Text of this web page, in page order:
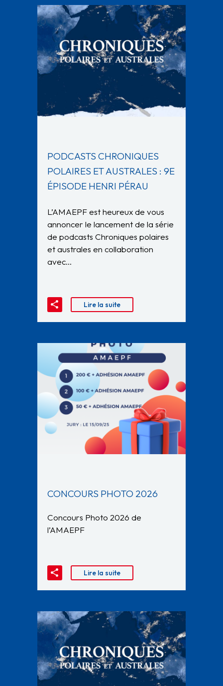
PODCASTS CHRONIQUES
POLAIRES ET AUSTRALES : 9E
ÉPISODE HENRI PÉRAU
L’AMAEPF est heureux de vous
annoncer le lancement de la série
de podcasts Chroniques polaires
et australes en collaboration
avec…
Lire la suite
CONCOURS PHOTO 2026
Concours Photo 2026 de
l’AMAEPF
Lire la suite